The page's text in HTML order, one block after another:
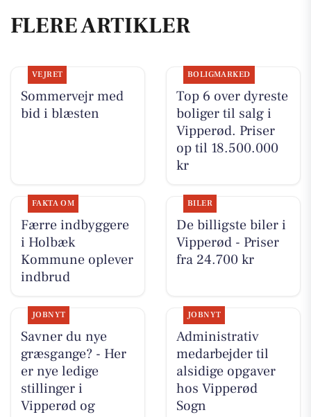
FLERE ARTIKLER
VEJRET
Sommervejr med
bid i blæsten
BOLIGMARKED
Top 6 over dyreste
boliger til salg i
Vipperød. Priser
op til 18.500.000
kr
FAKTA OM
Færre indbyggere
i Holbæk
Kommune oplever
indbrud
BILER
De billigste biler i
Vipperød - Priser
fra 24.700 kr
JOBNYT
Savner du nye
græsgange? - Her
er nye ledige
stillinger i
Vipperød og
JOBNYT
Administrativ
medarbejder til
alsidige opgaver
hos Vipperød
Sogn